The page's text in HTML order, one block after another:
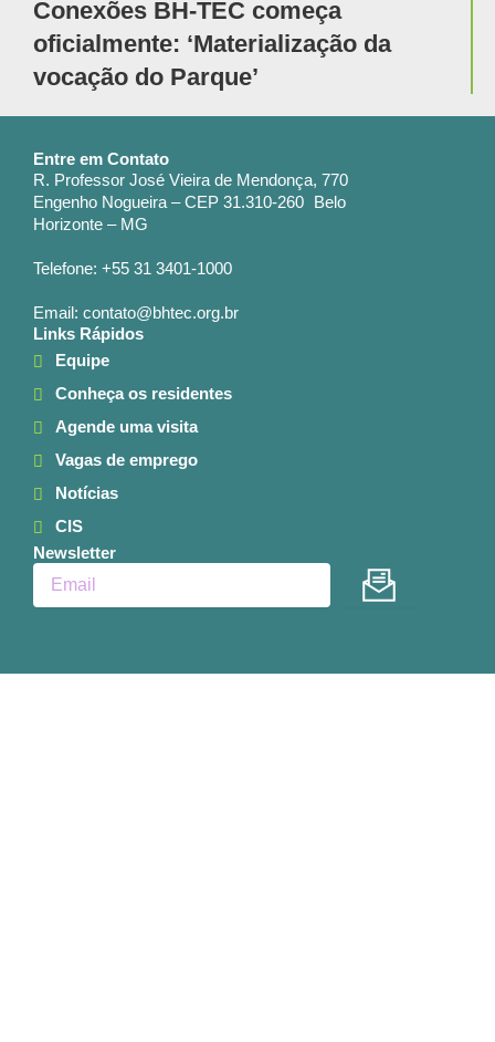
Conexões BH-TEC começa
oficialmente: ‘Materialização da
vocação do Parque’
Entre em Contato
R. Professor José Vieira de Mendonça, 770
Engenho Nogueira – CEP 31.310-260 Belo
Horizonte – MG
Telefone: +55 31 3401-1000
Email: contato@bhtec.org.br
Links Rápidos
Equipe
Conheça os residentes
Agende uma visita
Vagas de emprego
Notícias
CIS
Newsletter
Enviar